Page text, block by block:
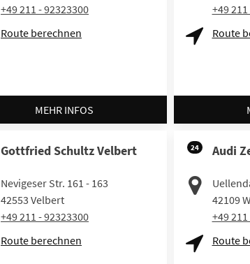
+49 211 - 92323300
Route berechnen
MEHR INFOS
+49
Route
Gottfried Schultz Velbert
Nevigeser Str. 161 - 163
42553 Velbert
+49 211 - 92323300
Route berechnen
24 Audi
42109
+49
Route